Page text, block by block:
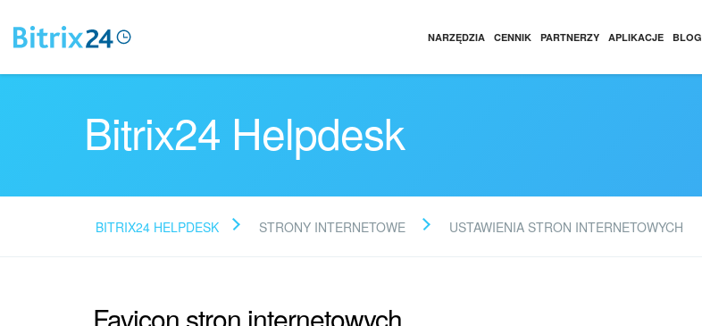
NARZĘDZIA CENNIK PARTNERZY APLIKACJE BLOG
Bitrix24 Helpdesk
BITRIX24 HELPDESK STRONY INTERNETOWE USTAWIENIA STRON INTERNETOWYCH
Favicon stron internetowych